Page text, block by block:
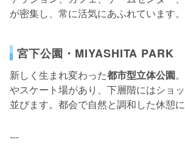
が密集し、常に活気にあふれています。
宮下公園・MIYASHITA PARK
新しく生まれ変わった都市型立体公園
やスケート場があり、下層階にはショ
並びます。都会で自然と調和した休憩に
---